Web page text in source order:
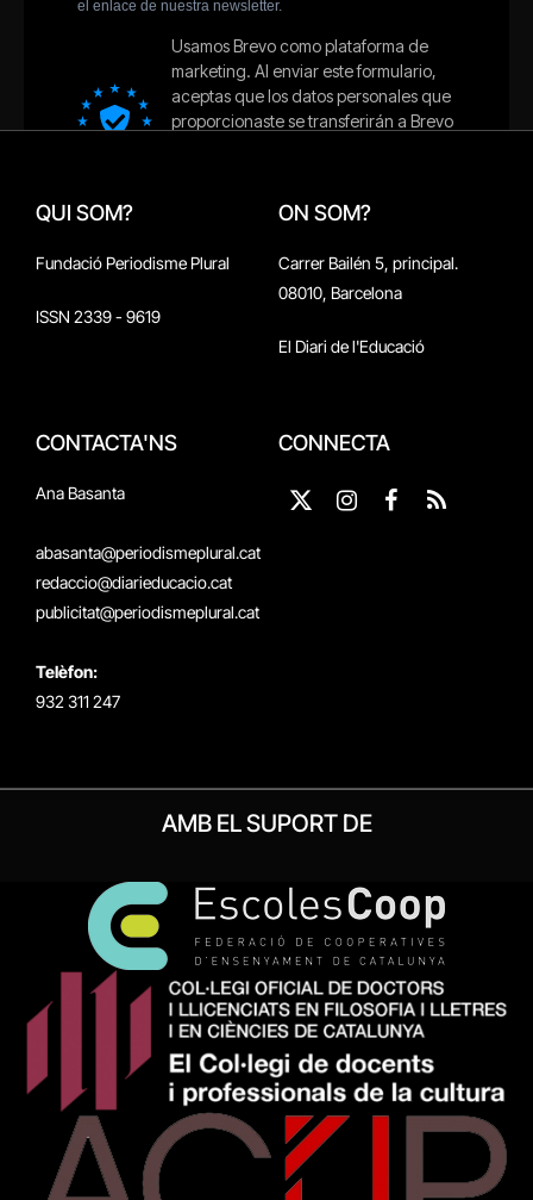
QUI SOM?
Fundació Periodisme Plural
ISSN 2339 - 9619
ON SOM?
Carrer Bailén 5, principal.
08010, Barcelona
El Diari de l'Educació
CONTACTA'NS
Ana Basanta
abasanta@periodismeplural.cat
redaccio@diarieducacio.cat
publicitat@periodismeplural.cat
Telèfon:
932 311 247
CONNECTA
X
Instagram
Facebook
RSS
AMB EL SUPORT DE